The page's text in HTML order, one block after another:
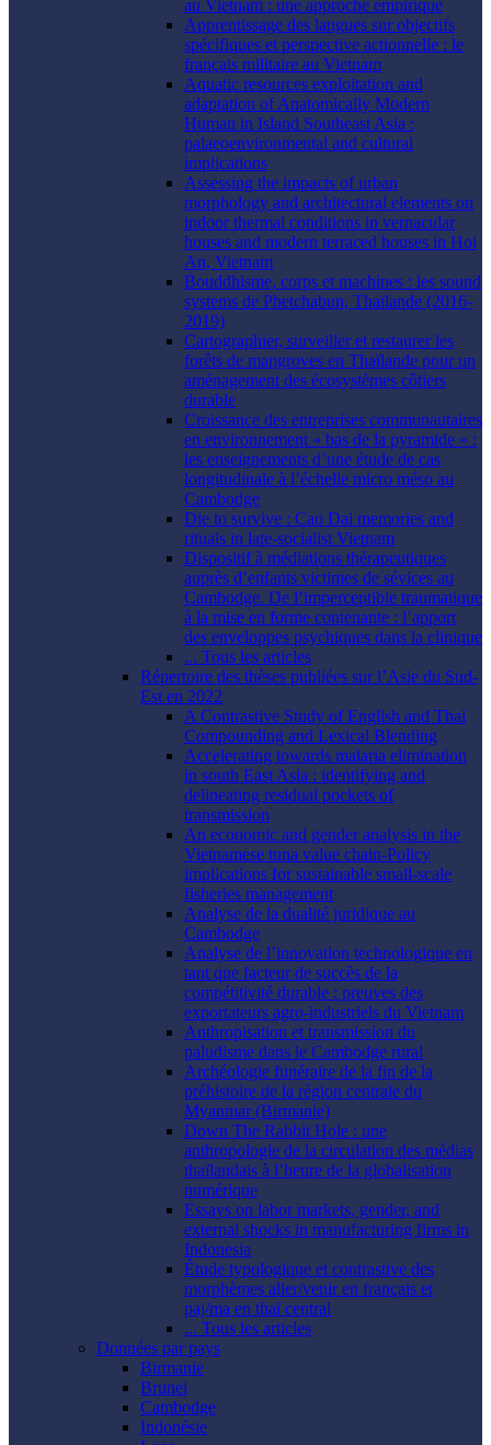
au Vietnam : une approche empirique
Apprentissage des langues sur objectifs
spécifiques et perspective actionnelle : le
français militaire au Vietnam
Aquatic resources exploitation and
adaptation of Anatomically Modern
Human in Island Southeast Asia :
palaeoenvironmental and cultural
implications
Assessing the impacts of urban
morphology and architectural elements on
indoor thermal conditions in vernacular
houses and modern terraced houses in Hoi
An, Vietnam
Bouddhisme, corps et machines : les sound
systems de Phetchabun, Thaïlande (2016-
2019)
Cartographier, surveiller et restaurer les
forêts de mangroves en Thaïlande pour un
aménagement des écosystèmes côtiers
durable
Croissance des entreprises communautaires
en environnement « bas de la pyramide » :
les enseignements d’une étude de cas
longitudinale à l’échelle micro méso au
Cambodge
Die to survive : Cao Dai memories and
rituals in late-socialist Vietnam
Dispositif à médiations thérapeutiques
auprès d’enfants victimes de sévices au
Cambodge. De l’imperceptible traumatique
à la mise en forme contenante : l’apport
des enveloppes psychiques dans la clinique
... Tous les articles
Répertoire des thèses publiées sur l’Asie du Sud-
Est en 2022
A Contrastive Study of English and Thai
Compounding and Lexical Blending
Accelerating towards malaria elimination
in south East Asia : identifying and
delineating residual pockets of
transmission
An economic and gender analysis in the
Vietnamese tuna value chain-Policy
implications for sustainable small-scale
fisheries management
Analyse de la dualité juridique au
Cambodge
Analyse de l’innovation technologique en
tant que facteur de succès de la
compétitivité durable : preuves des
exportateurs agro-industriels du Vietnam
Anthropisation et transmission du
paludisme dans le Cambodge rural
Archéologie funéraire de la fin de la
préhistoire de la région centrale du
Myanmar (Birmanie)
Down The Rabbit Hole : une
anthropologie de la circulation des médias
thaïlandais à l’heure de la globalisation
numérique
Essays on labor markets, gender, and
external shocks in manufacturing firms in
Indonesia
Étude typologique et contrastive des
morphèmes aller/venir en français et
paj/ma en thaï central
... Tous les articles
Données par pays
Birmanie
Brunei
Cambodge
Indonésie